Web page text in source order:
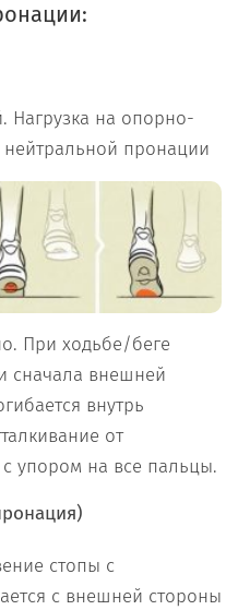
Нагрузка на опорно-
пронации
При ходьбе/беге
сначала внешней
внутрь
от
упором на все пальцы.
стопы с
с внешней стороны